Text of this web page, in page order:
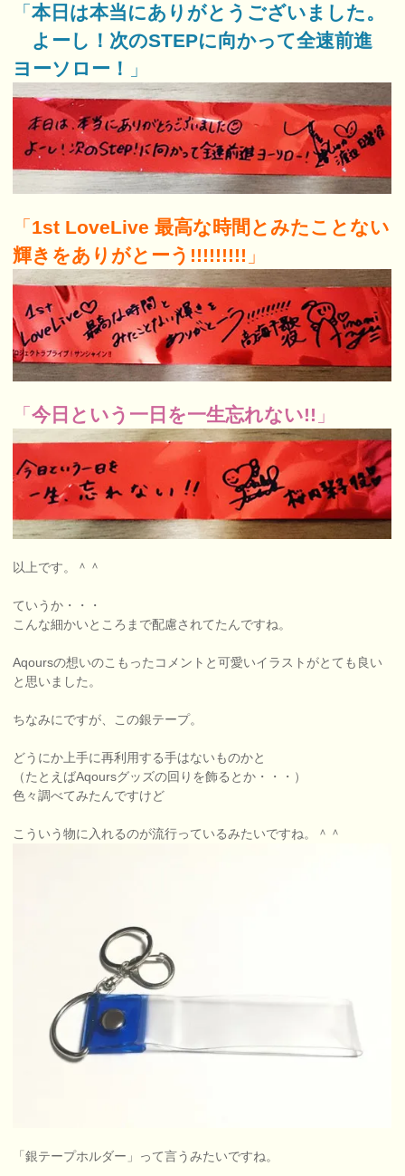
「本日は本当にありがとうございました。
よーし！次のSTEPに向かって全速前進
ヨーソロー！
」
「 1st LoveLive 最高な時間とみたことない
輝きをありがとーう!!!!!!!!! 」
「今日という一日を一生忘れない!! 」
以上です。＾＾
ていうか・・・
こんな細かいところまで配慮されてたんですね。
Aqoursの想いのこもったコメントと可愛いイラストがとても良い
と思いました。
ちなみにですが、この銀テープ。
どうにか上手に再利用する手はないものかと
（たとえばAqoursグッズの回りを飾るとか・・・）
色々調べてみたんですけど
こういう物に入れるのが流行っているみたいですね。＾＾
「銀テープホルダー」って言うみたいですね。